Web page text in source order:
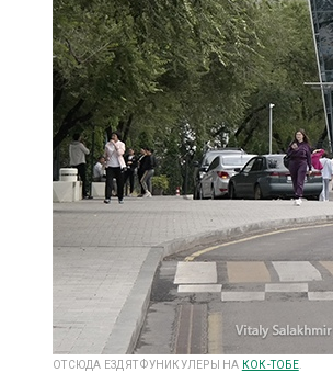
ОТСЮДА ЕЗДЯТ ФУНИКУЛЕРЫ НА КОК-ТОБЕ.